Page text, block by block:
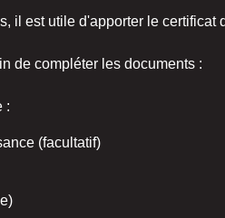
il est utile d'apporter le
de compléter les documents :
:
(facultatif)